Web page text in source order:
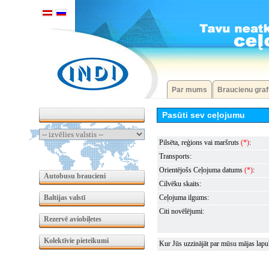
Par mums Braucienu
Autobusu braucieni
Baltijas valstī
Rezervē aviobiļetes
Kolektīvie pieteikumi
Pasūti sev ceļojumu
Pilsēta, reģions vai maršruts (*):
Transports:
Orientējošs Ceļojuma datums (*):
Cilvēku skaits:
Ceļojuma ilgums:
Citi novēlējumi:
Kur Jūs uzzinājāt par mūsu mājas